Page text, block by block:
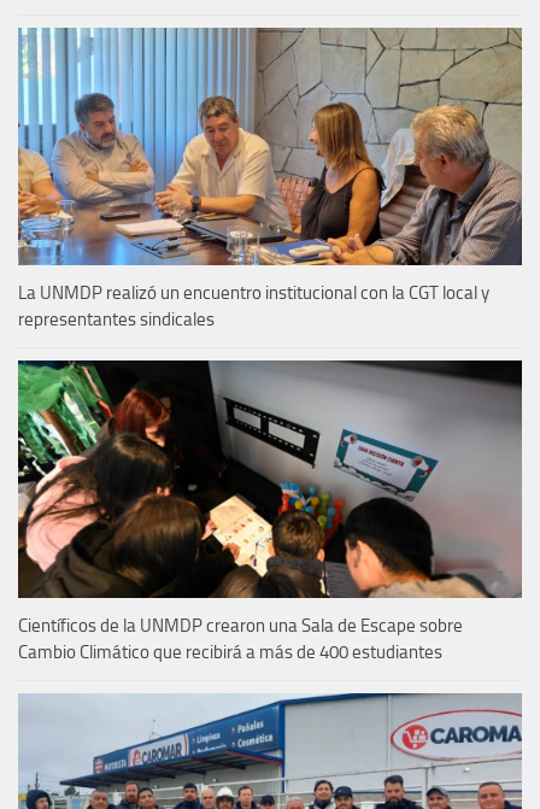
La UNMDP realizó un encuentro institucional con la CGT local y
representantes sindicales
Científicos de la UNMDP crearon una Sala de Escape sobre
Cambio Climático que recibirá a más de 400 estudiantes